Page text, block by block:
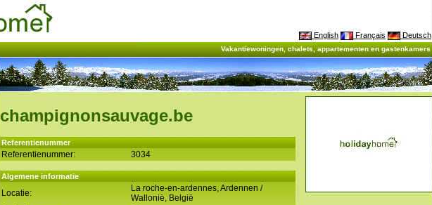
English Français Deutsch
Vakantiewoningen, chalets, appartementen en gastenkamers
champignonsauvage.be
Referentienummer
Referentienummer: 3034
Algemene informatie
Locatie:
La roche-en-ardennes, Ardennen /
Wallonië, België